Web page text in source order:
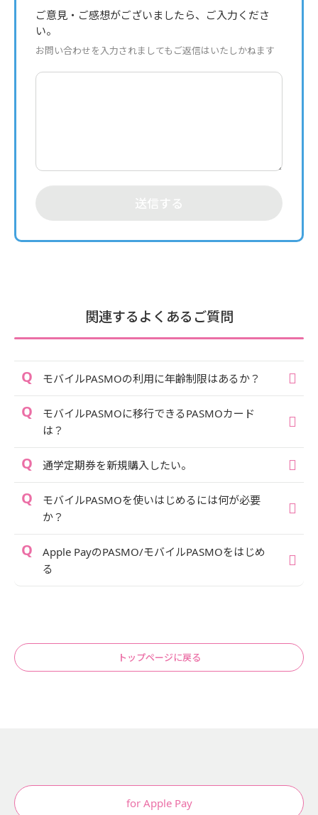
ご意見・ご感想がございましたら、ご入力くださ
い。
お問い合わせを入力されましてもご返信はいたしかねます
送信する
関連するよくあるご質問
モバイルPASMOの利用に年齢制限はあるか？
モバイルPASMOに移行できるPASMOカード
は？
通学定期券を新規購入したい。
モバイルPASMOを使いはじめるには何が必要
か？
Apple PayのPASMO/モバイルPASMOをはじめ
る
トップページに戻る
for Apple Pay